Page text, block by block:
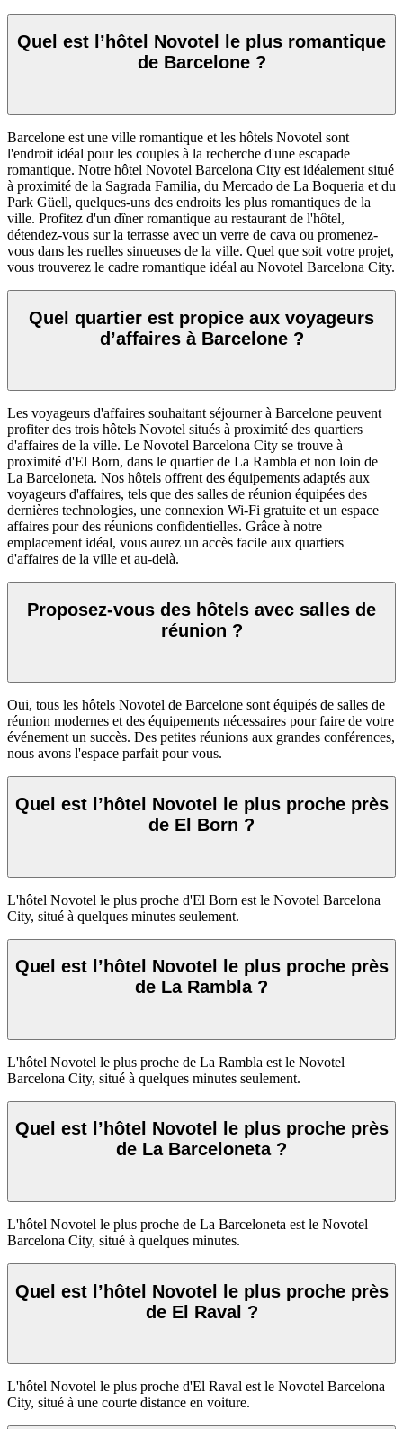
Quel est l’hôtel Novotel le plus romantique
de Barcelone ?
Barcelone est une ville romantique et les hôtels Novotel sont
l'endroit idéal pour les couples à la recherche d'une escapade
romantique. Notre hôtel Novotel Barcelona City est idéalement situé
à proximité de la Sagrada Familia, du Mercado de La Boqueria et du
Park Güell, quelques-uns des endroits les plus romantiques de la
ville. Profitez d'un dîner romantique au restaurant de l'hôtel,
détendez-vous sur la terrasse avec un verre de cava ou promenez-
vous dans les ruelles sinueuses de la ville. Quel que soit votre projet,
vous trouverez le cadre romantique idéal au Novotel Barcelona City.
Quel quartier est propice aux voyageurs
d’affaires à Barcelone ?
Les voyageurs d'affaires souhaitant séjourner à Barcelone peuvent
profiter des trois hôtels Novotel situés à proximité des quartiers
d'affaires de la ville. Le Novotel Barcelona City se trouve à
proximité d'El Born, dans le quartier de La Rambla et non loin de
La Barceloneta. Nos hôtels offrent des équipements adaptés aux
voyageurs d'affaires, tels que des salles de réunion équipées des
dernières technologies, une connexion Wi-Fi gratuite et un espace
affaires pour des réunions confidentielles. Grâce à notre
emplacement idéal, vous aurez un accès facile aux quartiers
d'affaires de la ville et au-delà.
Proposez-vous des hôtels avec salles de
réunion ?
Oui, tous les hôtels Novotel de Barcelone sont équipés de salles de
réunion modernes et des équipements nécessaires pour faire de votre
événement un succès. Des petites réunions aux grandes conférences,
nous avons l'espace parfait pour vous.
Quel est l’hôtel Novotel le plus proche près
de El Born ?
L'hôtel Novotel le plus proche d'El Born est le Novotel Barcelona
City, situé à quelques minutes seulement.
Quel est l’hôtel Novotel le plus proche près
de La Rambla ?
L'hôtel Novotel le plus proche de La Rambla est le Novotel
Barcelona City, situé à quelques minutes seulement.
Quel est l’hôtel Novotel le plus proche près
de La Barceloneta ?
L'hôtel Novotel le plus proche de La Barceloneta est le Novotel
Barcelona City, situé à quelques minutes.
Quel est l’hôtel Novotel le plus proche près
de El Raval ?
L'hôtel Novotel le plus proche d'El Raval est le Novotel Barcelona
City, situé à une courte distance en voiture.